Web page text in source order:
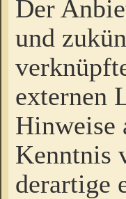
Der
und
externen
Hinweise
Kenntnis
derartige